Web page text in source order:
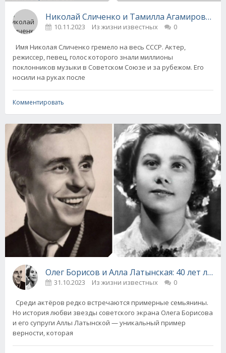
Николай Сличенко и Тамилла Агамирова -
10.11.2023 Из жизни известных 0
режиссер, певец, голос которого знали миллионы
поклонников музыки в Советском Союзе и за рубежом. Его
носили на руках после
Комментировать
Олег Борисов и Алла Латынская: 40 лет
31.10.2023 Из жизни известных 0
Но история любви звезды советского экрана Олега Борисова
и его супруги Аллы Латынской — уникальный пример
верности, которая